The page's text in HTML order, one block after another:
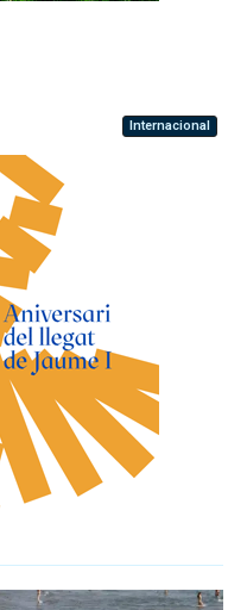
Internacional